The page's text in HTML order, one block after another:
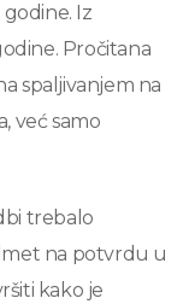
godine. Iz
Pročitana
spaljivanjem na
već samo
trebalo
na potvrdu u
kako je